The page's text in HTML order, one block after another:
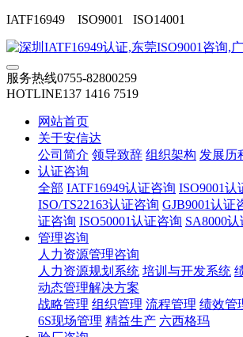
IATF16949 ISO9001 ISO14001
服务热线0755-82800259
HOTLINE137 1416 7519
网站首页
关于安信达
公司简介 领导致辞 组织架构 发展历
认证咨询
全部 IATF16949认证咨询 ISO9001认
ISO/TS22163认证咨询 GJB9001认证
证咨询 ISO50001认证咨询 SA8000
管理咨询
人力资源管理咨询
人力资源规划系统 培训与开发系统
动态管理解决方案
战略管理 组织管理 流程管理 绩效管
6S现场管理 精益生产 六西格玛